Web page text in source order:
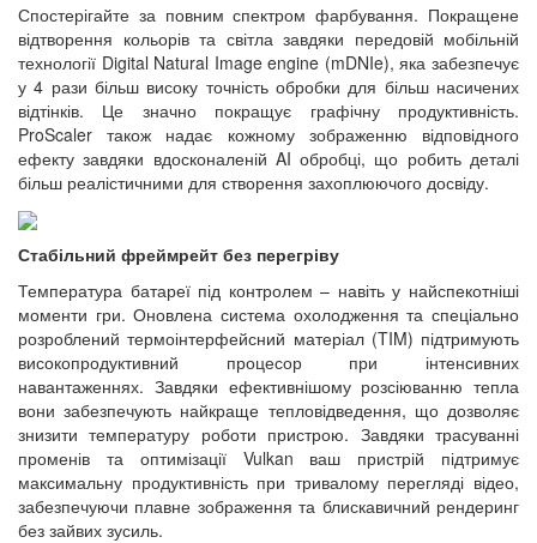
Спостерігайте за повним спектром фарбування. Покращене
відтворення кольорів та світла завдяки передовій мобільній
технології Digital Natural Image engine (mDNIe), яка забезпечує
у 4 рази більш високу точність обробки для більш насичених
відтінків. Це значно покращує графічну продуктивність.
ProScaler також надає кожному зображенню відповідного
ефекту завдяки вдосконаленій AI обробці, що робить деталі
більш реалістичними для створення захоплюючого досвіду.
Стабільний фреймрейт без перегріву
Температура батареї під контролем – навіть у найспекотніші
моменти гри. Оновлена система охолодження та спеціально
розроблений термоінтерфейсний матеріал (TIM) підтримують
високопродуктивний процесор при інтенсивних
навантаженнях. Завдяки ефективнішому розсіюванню тепла
вони забезпечують найкраще тепловідведення, що дозволяє
знизити температуру роботи пристрою. Завдяки трасуванні
променів та оптимізації Vulkan ваш пристрій підтримує
максимальну продуктивність при тривалому перегляді відео,
забезпечуючи плавне зображення та блискавичний рендеринг
без зайвих зусиль.